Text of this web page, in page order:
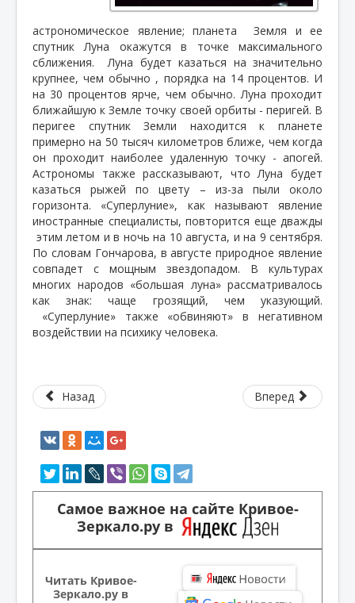
астрономическое явление; планета
Земля и ее
спутник Луна окажутся в точке максимального
сближения.
Луна будет казаться на значительно
крупнее, чем обычно , порядка на 14 процентов. И
на 30 процентов ярче, чем обычно. Луна проходит
ближайшую к Земле точку своей орбиты - перигей. В
перигее спутник Земли находится к планете
примерно на 50 тысяч километров ближе, чем когда
он проходит наиболее удаленную точку - апогей.
Астрономы также рассказывают, что Луна будет
казаться рыжей по цвету – из-за пыли около
горизонта. «Суперлуние», как называют явление
иностранные специалисты, повторится еще дважды
этим летом и в ночь на 10 августа, и на 9 сентября.
По словам Гончарова, в августе природное явление
совпадет с мощным звездопадом. В культурах
многих народов «большая луна» рассматривалось
как знак: чаще грозящий, чем указующий.
«Суперлуние» также «обвиняют» в негативном
воздействии на психику человека.
Назад Вперед
Самое важное на сайте Кривое-
Зеркало.ру в
Читать Кривое-
Зеркало.ру в